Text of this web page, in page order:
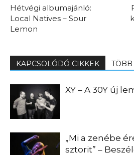
Hétvégi albumajánló:
Local Natives – Sour
Lemon
KAPCSOLÓDÓ CIKKEK TÖBB
XY – A 30Y új
„Mi a zenébe
sztorit” –